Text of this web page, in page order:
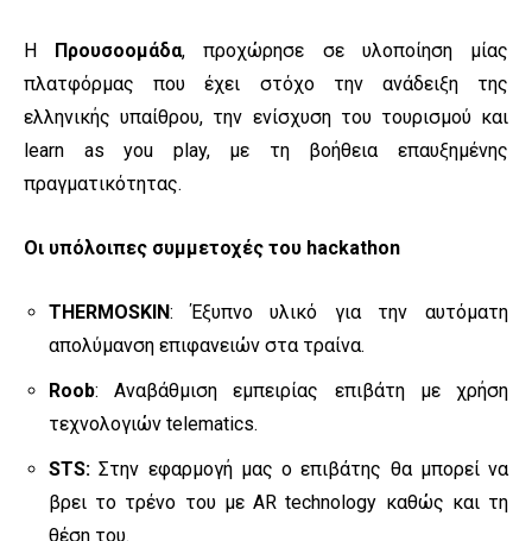
Η Προυσοομάδα, προχώρησε σε υλοποίηση μίας
πλατφόρμας που έχει στόχο την ανάδειξη της
ελληνικής υπαίθρου, την ενίσχυση του τουρισμού και
learn as you play, με τη βοήθεια επαυξημένης
πραγματικότητας.
Οι υπόλοιπες συμμετοχές του hackathon
THERMOSKIN: Έξυπνο υλικό για την αυτόματη
απολύμανση επιφανειών στα τραίνα.
Roob: Αναβάθμιση εμπειρίας επιβάτη με χρήση
τεχνολογιών telematics.
STS: Στην εφαρμογή μας ο επιβάτης θα μπορεί να
βρει το τρένο του με AR technology καθώς και τη
θέση του.